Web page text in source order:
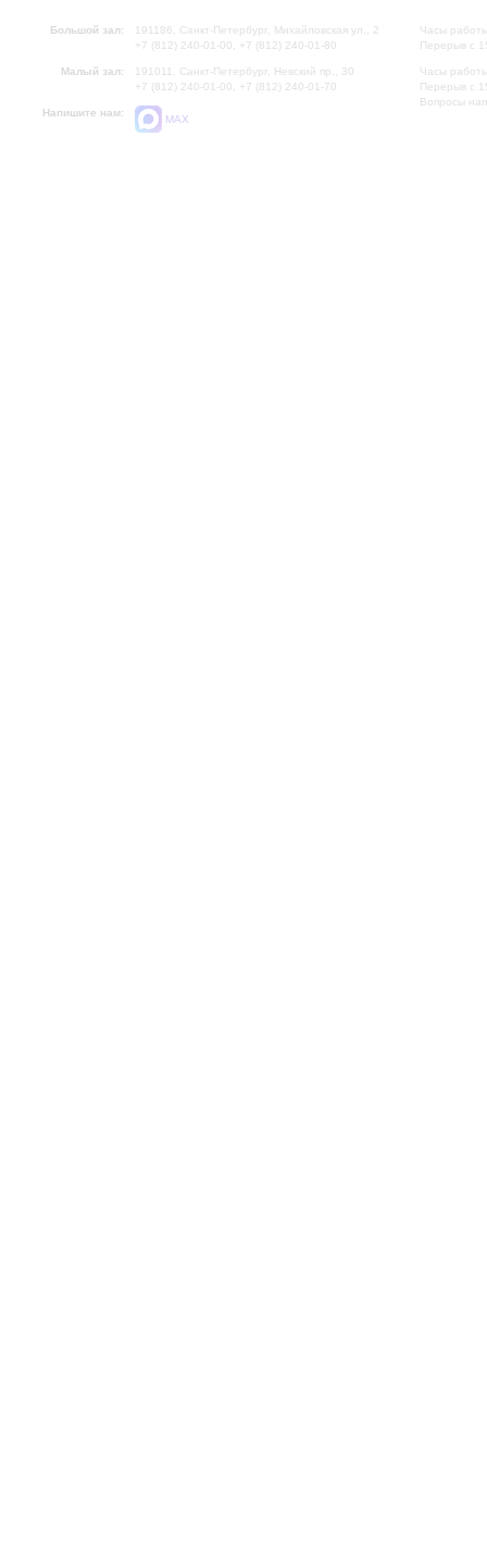
Большой зал:
191186, Санкт-Петербург, Михайловская ул., 2
+7 (812) 240-01-00, +7 (812) 240-01-80
Малый зал:
191011, Санкт-Петербург, Невский пр., 30
+7 (812) 240-01-00, +7 (812) 240-01-70
Напишите нам:
MAX
Часы
Перерыв с
Часы
Перерыв с
Вопросы